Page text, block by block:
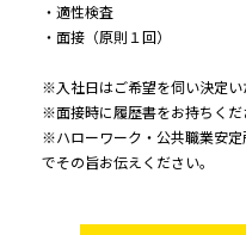
・適性検査
・面接（原則１回）
※入社日はご希望を伺い決定い
※面接時に履歴書をお持ちくだ
※ハローワーク・公共職業安
でその旨お伝えください。